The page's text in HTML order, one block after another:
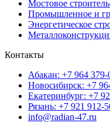
Мостовое
Промышленное и
Энергетическое
Контакты
Абакан: +7 964 379-
Новосибирск: +7
Екатеринбург: +7
Рязань: +7 921 912-
info@radian-47.ru